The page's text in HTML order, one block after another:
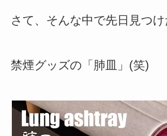
さて、そんな中で先日見つ
禁煙グッズの「肺皿」(笑)